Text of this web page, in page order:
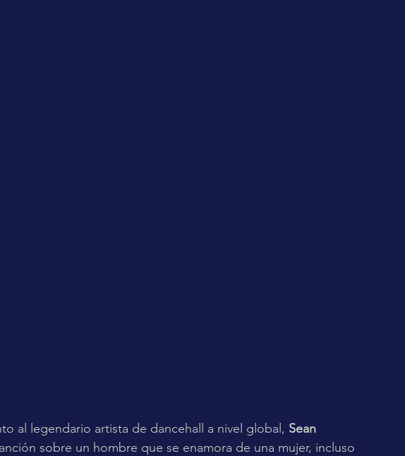
al legendario artista de dancehall a nivel global, Sean
sobre un hombre que se enamora de una mujer, incluso